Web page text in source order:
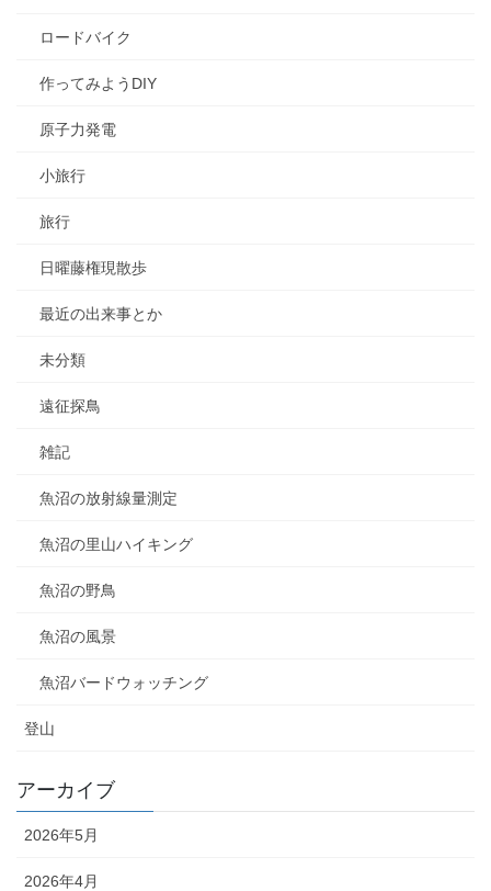
ロードバイク
作ってみようDIY
原子力発電
小旅行
旅行
日曜藤権現散歩
最近の出来事とか
未分類
遠征探鳥
雑記
魚沼の放射線量測定
魚沼の里山ハイキング
魚沼の野鳥
魚沼の風景
魚沼バードウォッチング
登山
アーカイブ
2026年5月
2026年4月